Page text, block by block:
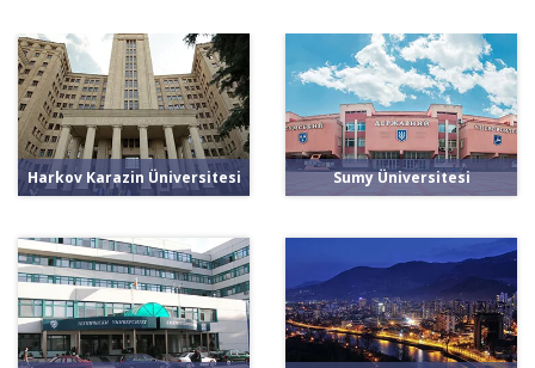
Harkov Karazin Üniversitesi Sumy Üniversitesi